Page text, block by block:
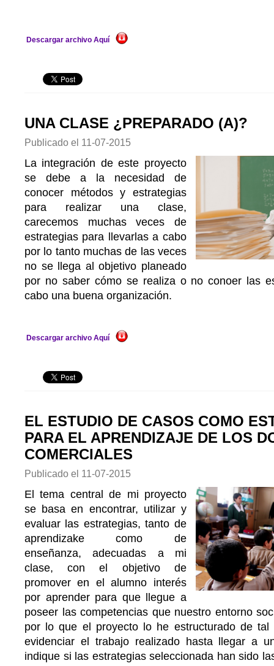
Descargar archivo Aquí
UNA CLASE ¿PREPARADO (A)?
Publicado el 11-07-2015
La integración de este proyecto
se debe a la necesidad de
conocer métodos y estrategias
para realizar una clase,
carecemos muchas veces de
estrategias para llevarlas a cabo
por lo tanto muchas de las veces
no se llega al objetivo planeado
por no saber cómo se realiza o no conoer las
cabo una buena organización.
Descargar archivo Aquí
EL ESTUDIO DE CASOS COMO
PARA EL APRENDIZAJE DE LOS
COMERCIALES
Publicado el 11-07-2015
El tema central de mi proyecto
se basa en encontrar, utilizar y
evaluar las estrategias, tanto de
aprendizake como de
enseñanza, adecuadas a mi
clase, con el objetivo de
promover en el alumno interés
por aprender para que llegue a
poseer las competencias que nuestro entorno
por lo que el proyecto lo he estructurado de tal
evidenciar el trabajo realizado hasta llegar a
indique si las estrategias seleccionada han sido